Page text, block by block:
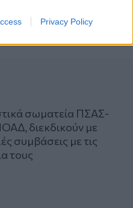
Privacy Policy
σωματεία ΠΣΑΣ-
διεκδικούν με
συμβάσεις με τις
τους